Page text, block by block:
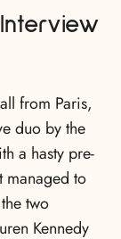
from Paris,
duo by the
a hasty pre-
managed to
two
Kennedy